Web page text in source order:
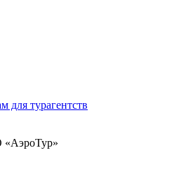
турагентств
«АэроТур»